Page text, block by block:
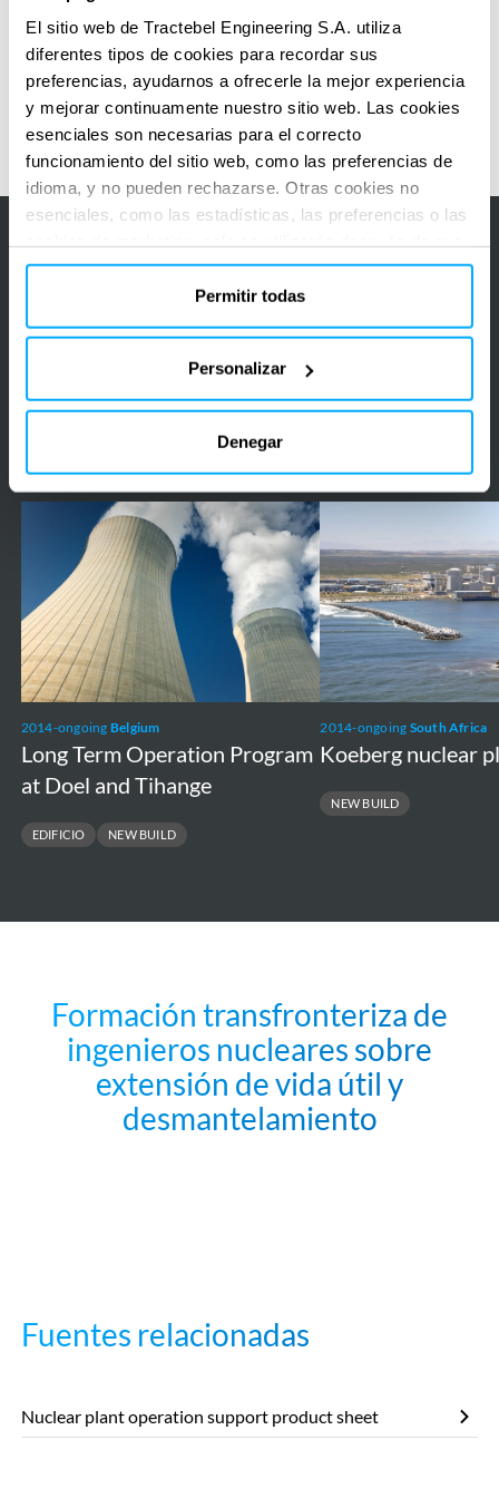
El sitio web de Tractebel Engineering S.A. utiliza
diferentes tipos de cookies para recordar sus
preferencias, ayudarnos a ofrecerle la mejor experiencia
y mejorar continuamente nuestro sitio web. Las cookies
esenciales son necesarias para el correcto
funcionamiento del sitio web, como las preferencias de
idioma, y no pueden rechazarse. Otras cookies no
esenciales, como las estadísticas, las preferencias o las
haya hecho clic en «Aceptar todo». Para obtener más
información, lea nuestra política de cookies en la sección
«Acerca de» y en la parte inferior de nuestro sitio web.
Permitir todas
Personalizar
Denegar
estudios eficientes de evaluación de la gestión
del envejecimiento
Nuestra contribución
en Nuclear
Nuestra contribución
en Nuclear
Todas las referencias
2014-ongoing Belgium
Long Term Operation Program
at Doel and Tihange
EDIFICIO NEW BUILD
Operation
Program
at
Doel
and
Tihange
2014-ongoing South Africa
Koeberg nuclear
NEW BUILD
Koeberg
nuclear
plant
Formación transfronteriza de
ingenieros nucleares sobre
extensión de vida útil y
desmantelamiento
Fuentes relacionadas
Nuclear plant operation support product sheet